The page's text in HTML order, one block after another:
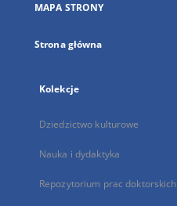
karcie
MAPA STRONY
Strona główna
Kolekcje
Dziedzictwo kulturowe
Nauka i dydaktyka
Repozytorium prac doktorskich